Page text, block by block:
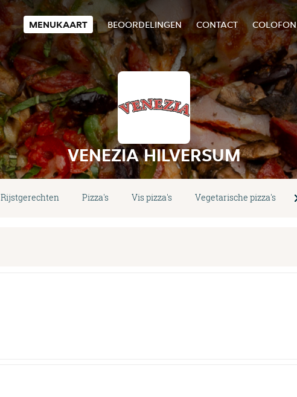
MENUKAART BEOORDELINGEN CONTACT COLOFON
VENEZIA HILVERSUM
Rijstgerechten Pizza's Vis pizza's Vegetarische pizza's